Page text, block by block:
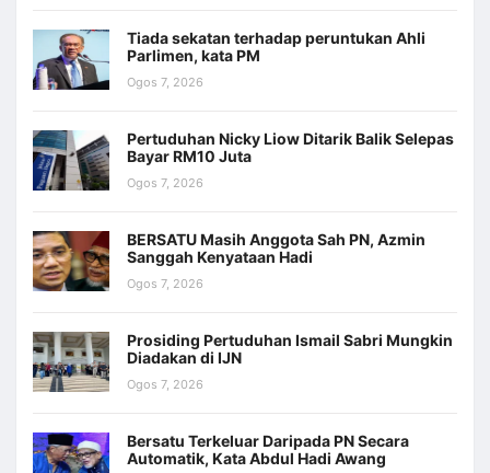
Tiada sekatan terhadap peruntukan Ahli
Parlimen, kata PM
Ogos 7, 2026
Pertuduhan Nicky Liow Ditarik Balik Selepas
Bayar RM10 Juta
Ogos 7, 2026
BERSATU Masih Anggota Sah PN, Azmin
Sanggah Kenyataan Hadi
Ogos 7, 2026
Prosiding Pertuduhan Ismail Sabri Mungkin
Diadakan di IJN
Ogos 7, 2026
Bersatu Terkeluar Daripada PN Secara
Automatik, Kata Abdul Hadi Awang